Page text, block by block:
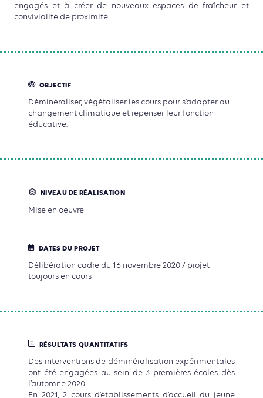
engagés et à créer de nouveaux espaces de fraîcheur et
convivialité de proximité.
OBJECTIF
Déminéraliser, végétaliser les cours pour s’adapter au
changement climatique et repenser leur fonction
éducative.
NIVEAU DE RÉALISATION
Mise en oeuvre
DATES DU PROJET
Délibération cadre du 16 novembre 2020 / projet
toujours en cours
RÉSULTATS QUANTITATIFS
Des interventions de déminéralisation expérimentales
ont été engagées au sein de 3 premières écoles dès
l’automne 2020.
En 2021, 2 cours d’établissements d’accueil du jeune